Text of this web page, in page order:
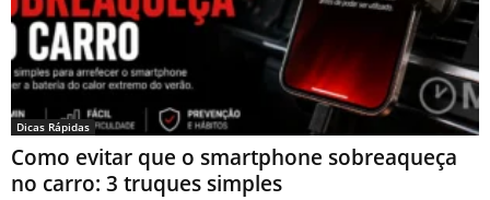
Dicas Rápidas
Como evitar que o smartphone sobreaqueça
no carro: 3 truques simples